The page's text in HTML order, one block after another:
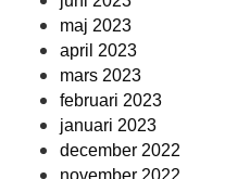
maj 2023
april 2023
mars 2023
februari 2023
januari 2023
december 2022